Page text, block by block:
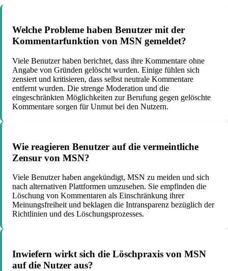
Welche Probleme haben Benutzer mit der
Kommentarfunktion von MSN gemeldet?
Viele Benutzer haben berichtet, dass ihre Kommentare ohne
Angabe von Gründen gelöscht wurden. Einige fühlen sich
zensiert und kritisieren, dass selbst neutrale Kommentare
entfernt wurden. Die strenge Moderation und die
eingeschränkten Möglichkeiten zur Berufung gegen gelöschte
Kommentare sorgen für Unmut bei den Nutzern.
Wie reagieren Benutzer auf die vermeintliche
Zensur von MSN?
Viele Benutzer haben angekündigt, MSN zu meiden und sich
nach alternativen Plattformen umzusehen. Sie empfinden die
Löschung von Kommentaren als Einschränkung ihrer
Meinungsfreiheit und beklagen die Intransparenz bezüglich der
Richtlinien und des Löschungsprozesses.
Inwiefern wirkt sich die Löschpraxis von MSN
auf die Nutzer aus?